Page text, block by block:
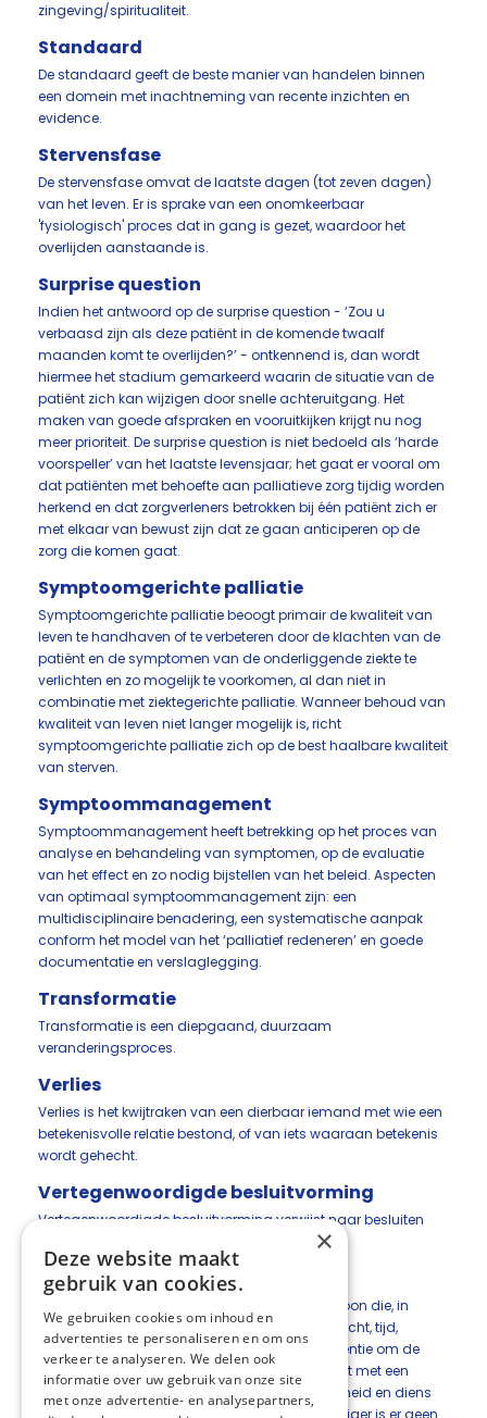
zingeving/spiritualiteit.
Standaard
De standaard geeft de beste manier van handelen binnen
een domein met inachtneming van recente inzichten en
evidence.
Stervensfase
De stervensfase omvat de laatste dagen (tot zeven dagen)
van het leven. Er is sprake van een onomkeerbaar
'fysiologisch' proces dat in gang is gezet, waardoor het
overlijden aanstaande is.
Surprise question
Indien het antwoord op de surprise question - ‘Zou u
verbaasd zijn als deze patiënt in de komende twaalf
maanden komt te overlijden?’ - ontkennend is, dan wordt
hiermee het stadium gemarkeerd waarin de situatie van de
patiënt zich kan wijzigen door snelle achteruitgang. Het
maken van goede afspraken en vooruitkijken krijgt nu nog
meer prioriteit. De surprise question is niet bedoeld als ‘harde
voorspeller’ van het laatste levensjaar; het gaat er vooral om
dat patiënten met behoefte aan palliatieve zorg tijdig worden
herkend en dat zorgverleners betrokken bij één patiënt zich er
met elkaar van bewust zijn dat ze gaan anticiperen op de
zorg die komen gaat.
Symptoomgerichte palliatie
Symptoomgerichte palliatie beoogt primair de kwaliteit van
leven te handhaven of te verbeteren door de klachten van de
patiënt en de symptomen van de onderliggende ziekte te
verlichten en zo mogelijk te voorkomen, al dan niet in
combinatie met ziektegerichte palliatie. Wanneer behoud van
kwaliteit van leven niet langer mogelijk is, richt
symptoomgerichte palliatie zich op de best haalbare kwaliteit
van sterven.
Symptoommanagement
Symptoommanagement heeft betrekking op het proces van
analyse en behandeling van symptomen, op de evaluatie
van het effect en zo nodig bijstellen van het beleid. Aspecten
van optimaal symptoommanagement zijn: een
multidisciplinaire benadering, een systematische aanpak
conform het model van het ‘palliatief redeneren’ en goede
documentatie en verslaglegging.
Transformatie
Transformatie is een diepgaand, duurzaam
veranderingsproces.
Verlies
Verlies is het kwijtraken van een dierbaar iemand met wie een
betekenisvolle relatie bestond, of van iets waaraan betekenis
wordt gehecht.
Vertegenwoordigde besluitvorming
Vertegenwoordigde besluitvorming verwijst naar besluiten
genomen door de wettelijk vertegenwoordiger.
Vrijwilliger
Een vrijwilliger in de palliatieve zorg is een persoon die, in
georganiseerd verband, onbetaald en onverplicht, tijd,
aandacht en ondersteuning biedt] met de intentie om de
kwaliteit van leven te verbeteren van een patiënt met een
levensbedreigende aandoening of kwetsbaarheid en diens
naasten. Bij de start van de inzet van de vrijwilliger is er geen
×
Deze website maakt
gebruik van cookies.
We gebruiken cookies om inhoud en
advertenties te personaliseren en om ons
verkeer te analyseren. We delen ook
informatie over uw gebruik van onze site
met onze advertentie- en analysepartners,